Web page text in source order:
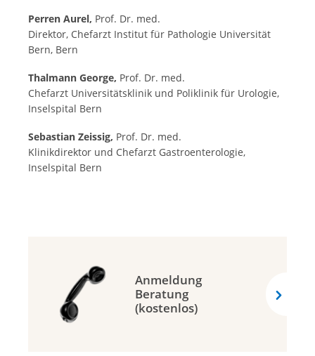
Perren Aurel, Prof. Dr. med.
Direktor, Chefarzt Institut für Pathologie Universität
Bern, Bern
Thalmann George, Prof. Dr. med.
Chefarzt Universitätsklinik und Poliklinik für Urologie,
Inselspital Bern
Sebastian Zeissig, Prof. Dr. med.
Klinikdirektor und Chefarzt Gastroenterologie,
Inselspital Bern
Anmeldung
Beratung
(kostenlos)